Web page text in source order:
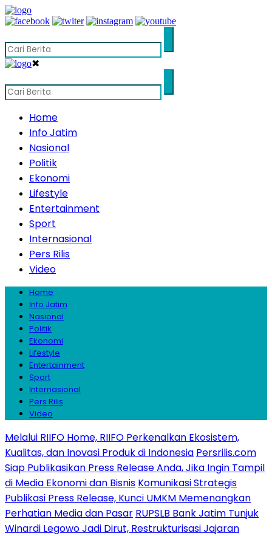
✖
Home
Info Jatim
Nasional
Politik
Ekonomi
Lifestyle
Entertainment
Sport
Internasional
Pers Rilis
Video
Home
Info Jatim
Nasional
Politik
Ekonomi
Lifestyle
Entertainment
Sport
Internasional
Pers Rilis
Video
Melalui RIIFO Home, RIIFO Perkenalkan Ekosistem,
Kualitas, dan Inovasi Produk di Indonesia Persrilis.com
Siap Publikasikan Press Release Anda, Jika Ingin Tampil
di Media Ekonomi dan Bisnis Komunikasi Strategis
Publikasi Press Release, Kunci UMKM Memenangkan
Perhatian Media dan Pasar RUPSLB Bank Jatim Tunjuk
Winardi Legowo Jadi Dirut, Restrukturisasi Jajaran